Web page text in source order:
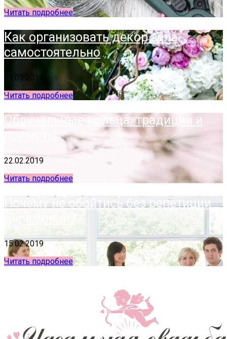
Читать подробнее
Как организовать декор зала
самостоятельно
01.03.2019
Читать подробнее
Обручальные кольца: традиции и
приметы
22.02.2019
Читать подробнее
Почему не обойтись без репетиции
церемонии?
15.02.2019
Читать подробнее